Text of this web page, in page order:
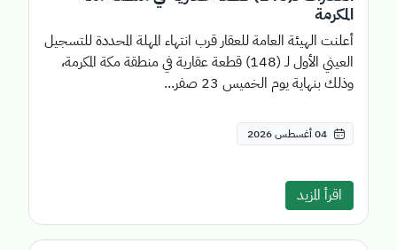
المكرمة
أعلنت الهيئة العامة للعقار قرب انتهاء المهلة المحددة للتسجيل
العيني الأول لـ (148) قطعة عقارية في منطقة مكة المكرمة،
وذلك بنهاية يوم الخميس 23 صفر...
04 أغسطس 2026
اقرأ المزيد